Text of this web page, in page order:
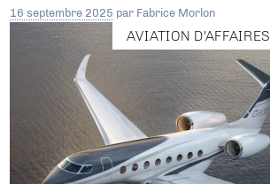
16 septembre 2025 par Fabrice Morlon
AVIATION D'AFFAIRES